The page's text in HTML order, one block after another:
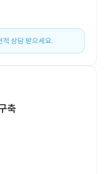
적 상담 받으세요.
축